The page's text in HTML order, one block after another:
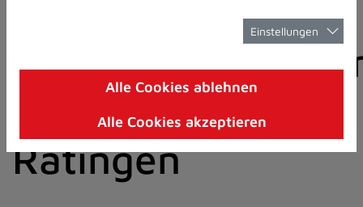
8)
I)
der Stadt
Ratingen
Einstellungen
Alle Cookies ablehnen
Alle Cookies akzeptieren